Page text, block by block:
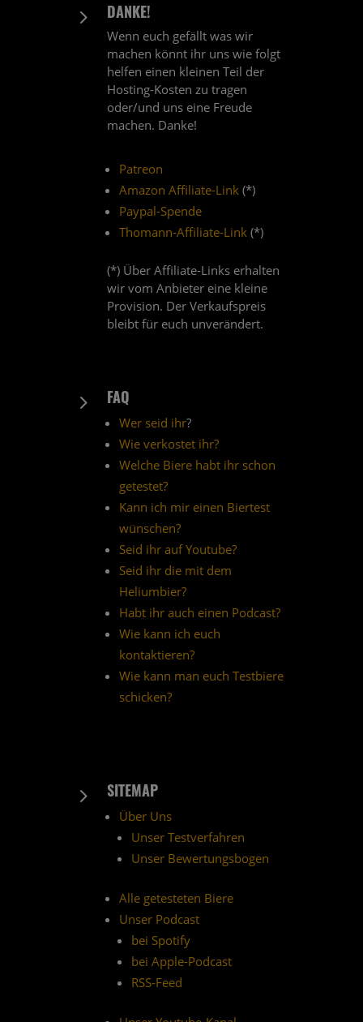
5 DANKE!
Wenn euch gefällt was wir
machen könnt ihr uns wie folgt
helfen einen kleinen Teil der
Hosting-Kosten zu tragen
oder/und uns eine Freude
machen. Danke!
Patreon
Amazon Affiliate-Link(*)
Paypal-Spende
Thomann-Affiliate-Link(*)
(*) Über Affiliate-Links erhalten
wir vom Anbieter eine kleine
Provision. Der Verkaufspreis
bleibt für euch unverändert.
5 FAQ
Wer seid ihr?
Wie verkostet ihr?
Welche Biere habt ihr schon
getestet?
Kann ich mir einen Biertest
wünschen?
Seid ihr auf Youtube?
Seid ihr die mit dem
Heliumbier?
Habt ihr auch einen Podcast?
Wie kann ich euch
kontaktieren?
Wie kann man euch Testbiere
schicken?
5 SITEMAP
Über Uns
Unser Testverfahren
Unser Bewertungsbogen
Alle getesteten Biere
Unser Podcast
bei Spotify
bei Apple-Podcast
RSS-Feed